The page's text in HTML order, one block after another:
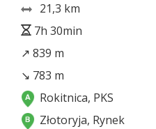
21,3 km
7h 30min
↗ 839 m
↘ 783 m
Rokitnica, PKS
Złotoryja, Rynek